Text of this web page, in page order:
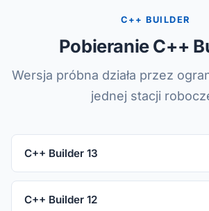
C++ BUILDER
Pobieranie C++
Wersja próbna działa przez
jednej stacji
C++ Builder 13
C++ Builder 12